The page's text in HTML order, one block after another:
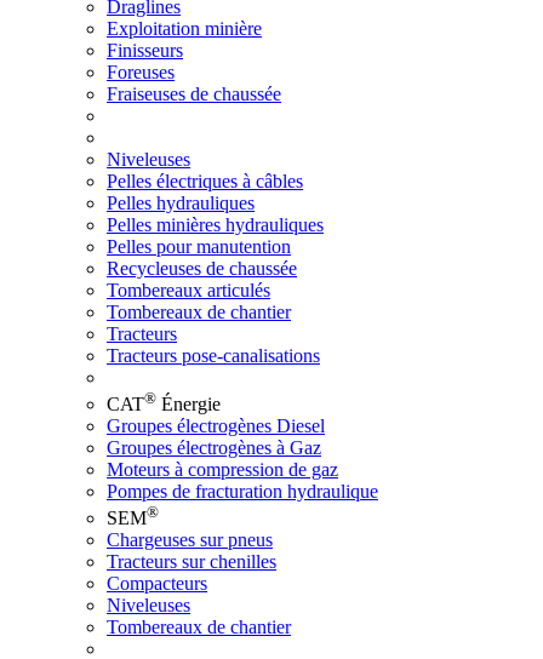
Draglines
Exploitation minière
Finisseurs
Foreuses
Fraiseuses de chaussée
Niveleuses
Pelles électriques à câbles
Pelles hydrauliques
Pelles minières hydrauliques
Pelles pour manutention
Recycleuses de chaussée
Tombereaux articulés
Tombereaux de chantier
Tracteurs
Tracteurs pose-canalisations
CAT® Énergie
Groupes électrogènes Diesel
Groupes électrogènes à Gaz
Moteurs à compression de gaz
Pompes de fracturation hydraulique
SEM®
Chargeuses sur pneus
Tracteurs sur chenilles
Compacteurs
Niveleuses
Tombereaux de chantier